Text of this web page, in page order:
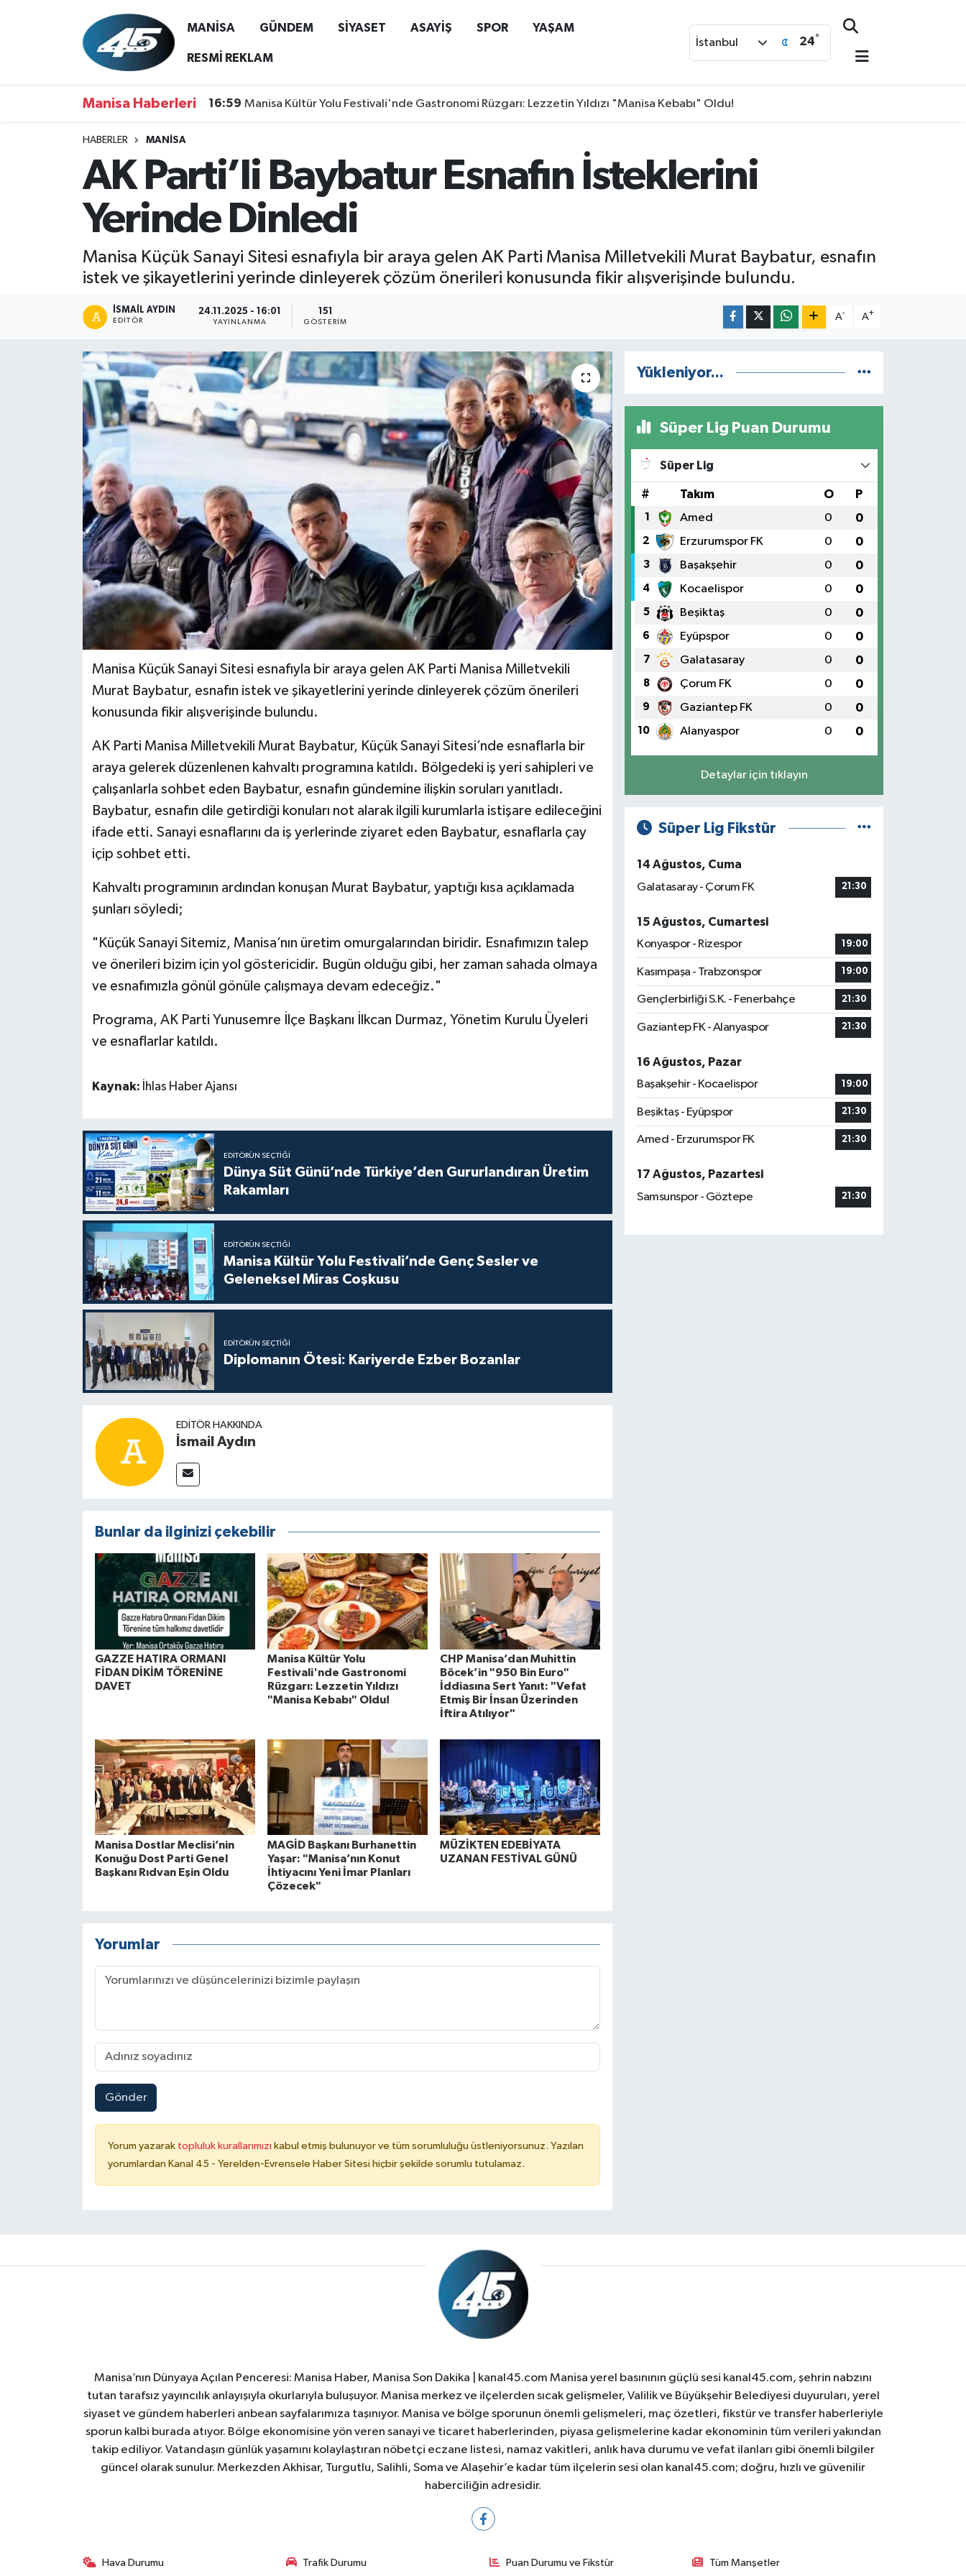
MANİSA GÜNDEM SİYASET ASAYİŞ SPOR YAŞAM
RESMİ REKLAM
İstanbul 24°
Manisa Haberleri 16:59 Manisa Kültür Yolu Festivali'nde Gastronomi Rüzgarı: Lezzetin Yıldızı "Manisa Kebabı" Oldu!
HABERLER MANİSA
AK Parti’li Baybatur Esnafın İsteklerini
Yerinde Dinledi
Manisa Küçük Sanayi Sitesi esnafıyla bir araya gelen AK Parti Manisa Milletvekili Murat Baybatur, esnafın
istek ve şikayetlerini yerinde dinleyerek çözüm önerileri konusunda fikir alışverişinde bulundu.
İSMAIL AYDIN
EDITÖR
24.11.2025 - 16:01
YAYINLANMA
151
GÖSTERIM
A- A+
Manisa Küçük Sanayi Sitesi esnafıyla bir araya gelen AK Parti Manisa Milletvekili
Murat Baybatur, esnafın istek ve şikayetlerini yerinde dinleyerek çözüm önerileri
konusunda fikir alışverişinde bulundu.
AK Parti Manisa Milletvekili Murat Baybatur, Küçük Sanayi Sitesi’nde esnaflarla bir
araya gelerek düzenlenen kahvaltı programına katıldı. Bölgedeki iş yeri sahipleri ve
çalışanlarla sohbet eden Baybatur, esnafın gündemine ilişkin soruları yanıtladı.
Baybatur, esnafın dile getirdiği konuları not alarak ilgili kurumlarla istişare edileceğini
ifade etti. Sanayi esnaflarını da iş yerlerinde ziyaret eden Baybatur, esnaflarla çay
içip sohbet etti.
Kahvaltı programının ardından konuşan Murat Baybatur, yaptığı kısa açıklamada
şunları söyledi;
"Küçük Sanayi Sitemiz, Manisa’nın üretim omurgalarından biridir. Esnafımızın talep
ve önerileri bizim için yol göstericidir. Bugün olduğu gibi, her zaman sahada olmaya
ve esnafımızla gönül gönüle çalışmaya devam edeceğiz."
Programa, AK Parti Yunusemre İlçe Başkanı İlkcan Durmaz, Yönetim Kurulu Üyeleri
ve esnaflarlar katıldı.
Kaynak: İhlas Haber Ajansı
EDITÖRÜN SEÇTIĞI
Dünya Süt Günü’nde Türkiye’den Gururlandıran Üretim
Rakamları
EDITÖRÜN SEÇTIĞI
Manisa Kültür Yolu Festivali’nde Genç Sesler ve
Geleneksel Miras Coşkusu
EDITÖRÜN SEÇTIĞI
Diplomanın Ötesi: Kariyerde Ezber Bozanlar
EDITÖR HAKKINDA
İsmail Aydın
Bunlar da ilginizi çekebilir
GAZZE HATIRA ORMANI
FİDAN DİKİM TÖRENİNE
DAVET
Manisa Kültür Yolu
Festivali'nde Gastronomi
Rüzgarı: Lezzetin Yıldızı
"Manisa Kebabı" Oldu!
CHP Manisa’dan Muhittin
Böcek’in "950 Bin Euro"
İddiasına Sert Yanıt: "Vefat
Etmiş Bir İnsan Üzerinden
İftira Atılıyor"
Manisa Dostlar Meclisi’nin
Konuğu Dost Parti Genel
Başkanı Rıdvan Eşin Oldu
MAGİD Başkanı Burhanettin
Yaşar: "Manisa’nın Konut
İhtiyacını Yeni İmar Planları
Çözecek"
MÜZİKTEN EDEBİYATA
UZANAN FESTİVAL GÜNÜ
Yorumlar
Gönder
Yorum yazarak topluluk kurallarımızı kabul etmiş bulunuyor ve tüm sorumluluğu üstleniyorsunuz. Yazılan
yorumlardan Kanal 45 - Yerelden-Evrensele Haber Sitesi hiçbir şekilde sorumlu tutulamaz.
Yükleniyor...
Süper Lig Puan Durumu
Süper Lig
# Takım O P
1 Amed 0 0
2 Erzurumspor FK 0 0
3 Başakşehir 0 0
4 Kocaelispor 0 0
5 Beşiktaş 0 0
6 Eyüpspor 0 0
7 Galatasaray 0 0
8 Çorum FK 0 0
9 Gaziantep FK 0 0
10 Alanyaspor 0 0
Detaylar için tıklayın
Süper Lig Fikstür
14 Ağustos, Cuma
Galatasaray - Çorum FK
21:30
15 Ağustos, Cumartesi
Konyaspor - Rizespor
19:00
Kasımpaşa - Trabzonspor 19:00
Gençlerbirliği S.K. - Fenerbahçe 21:30
Gaziantep FK - Alanyaspor 21:30
16 Ağustos, Pazar
Başakşehir - Kocaelispor
19:00
Beşiktaş - Eyüpspor 21:30
Amed - Erzurumspor FK 21:30
17 Ağustos, Pazartesi
Samsunspor - Göztepe
21:30
Manisa’nın Dünyaya Açılan Penceresi: Manisa Haber, Manisa Son Dakika | kanal45.com Manisa yerel basınının güçlü sesi kanal45.com, şehrin nabzını
tutan tarafsız yayıncılık anlayışıyla okurlarıyla buluşuyor. Manisa merkez ve ilçelerden sıcak gelişmeler, Valilik ve Büyükşehir Belediyesi duyuruları, yerel
siyaset ve gündem haberleri anbean sayfalarımıza taşınıyor. Manisa ve bölge sporunun önemli gelişmeleri, maç özetleri, fikstür ve transfer haberleriyle
sporun kalbi burada atıyor. Bölge ekonomisine yön veren sanayi ve ticaret haberlerinden, piyasa gelişmelerine kadar ekonominin tüm verileri yakından
takip ediliyor. Vatandaşın günlük yaşamını kolaylaştıran nöbetçi eczane listesi, namaz vakitleri, anlık hava durumu ve vefat ilanları gibi önemli bilgiler
güncel olarak sunulur. Merkezden Akhisar, Turgutlu, Salihli, Soma ve Alaşehir’e kadar tüm ilçelerin sesi olan kanal45.com; doğru, hızlı ve güvenilir
haberciliğin adresidir.
Hava Durumu Trafik Durumu Puan Durumu ve Fikstür Tüm Manşetler
MANİSA
RESMİ REKLAM
Hava Durumu
Tüm Manşetler
Son Dakika Haberleri